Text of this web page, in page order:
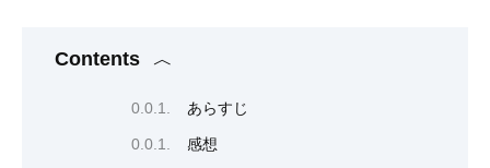
Contents
あらすじ
感想